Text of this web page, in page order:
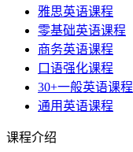
雅思英语课程
零基础英语课程
商务英语课程
口语强化课程
30+一般英语课程
通用英语课程
课程介绍